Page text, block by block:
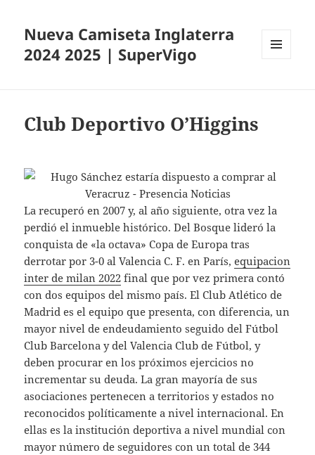
Nueva Camiseta Inglaterra
2024 2025 | SuperVigo
Club Deportivo O’Higgins
La recuperó en 2007 y, al año siguiente, otra vez la
perdió el inmueble histórico. Del Bosque lideró la
conquista de «la octava» Copa de Europa tras
derrotar por 3-0 al Valencia C. F. en París,equipacion
inter de milan 2022 final que por vez primera contó
con dos equipos del mismo país. El Club Atlético de
Madrid es el equipo que presenta, con diferencia, un
mayor nivel de endeudamiento seguido del Fútbol
Club Barcelona y del Valencia Club de Fútbol, y
deben procurar en los próximos ejercicios no
incrementar su deuda. La gran mayoría de sus
asociaciones pertenecen a territorios y estados no
reconocidos políticamente a nivel internacional. En
ellas es la institución deportiva a nivel mundial con
mayor número de seguidores con un total de 344